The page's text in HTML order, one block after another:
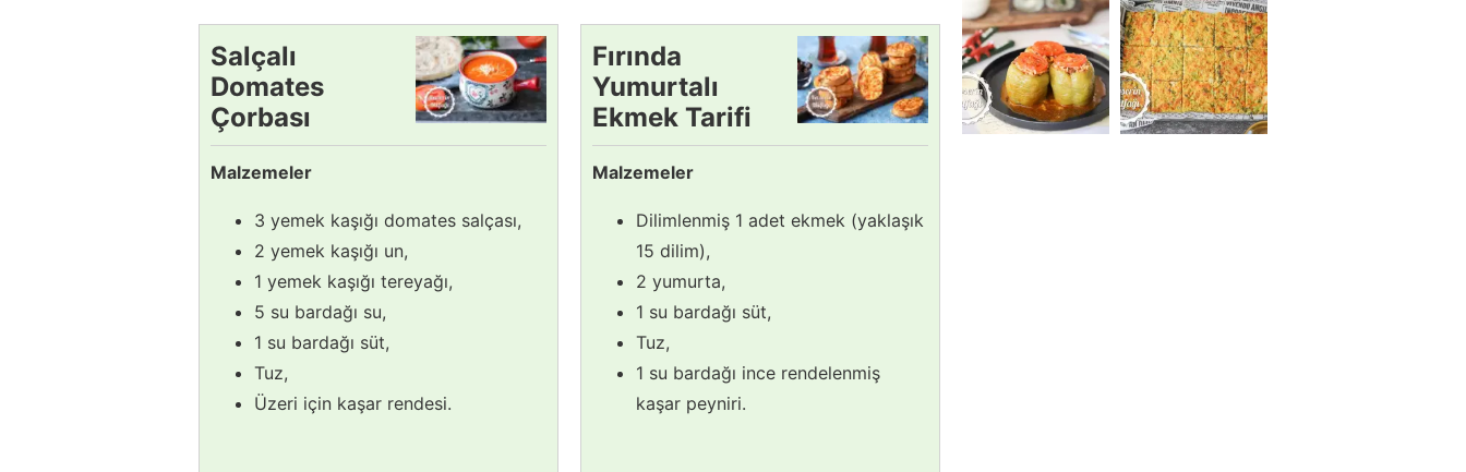
Salçalı
Domates
Çorbası
Tarifi
Malzemeler
3 yemek kaşığı domates salçası,
2 yemek kaşığı un,
1 yemek kaşığı tereyağı,
5 su bardağı su,
1 su bardağı süt,
Tuz,
Üzeri için kaşar rendesi.
Fırında
Yumurtalı
Ekmek Tarifi
Malzemeler
Dilimlenmiş 1 adet ekmek (yaklaşık
15 dilim),
2 yumurta,
1 su bardağı süt,
Tuz,
1 su bardağı ince rendelenmiş
kaşar peyniri.